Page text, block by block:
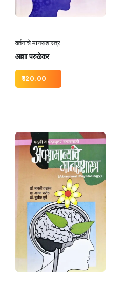
वर्तनाचे मानसशास्त्र
आशा परुळेकर
120.00